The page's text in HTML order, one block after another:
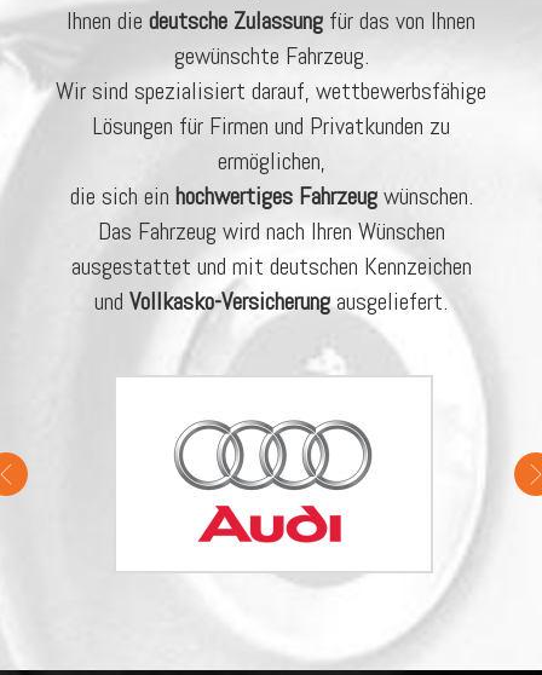
Ihnen die deutsche Zulassung für das von Ihnen
gewünschte Fahrzeug.
Wir sind spezialisiert darauf, wettbewerbsfähige
Lösungen für Firmen und Privatkunden zu
ermöglichen,
die sich ein hochwertiges Fahrzeugwünschen.
Das Fahrzeug wird nach Ihren Wünschen
ausgestattet und mit deutschen Kennzeichen
und Vollkasko-Versicherungausgeliefert.